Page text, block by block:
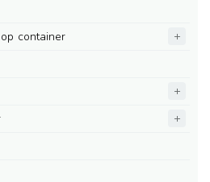
container